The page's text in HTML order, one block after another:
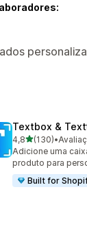
Textbox &
4,8de 5 estrelas
(130)
130 avaliações
•
Adicione uma
produto para
Built for